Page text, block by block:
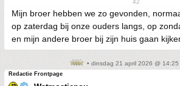
42
Mijn broer hebben we zo gevonden,
op zaterdag bij onze ouders langs, op
en mijn andere broer bij zijn huis gaan
• dinsdag 21 april 2026 @ 14:25
Redactie Frontpage